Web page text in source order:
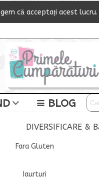
că acceptați acest lucru.
BLOG
DIVERSIFICARE &
Fara Gluten
Iaurturi